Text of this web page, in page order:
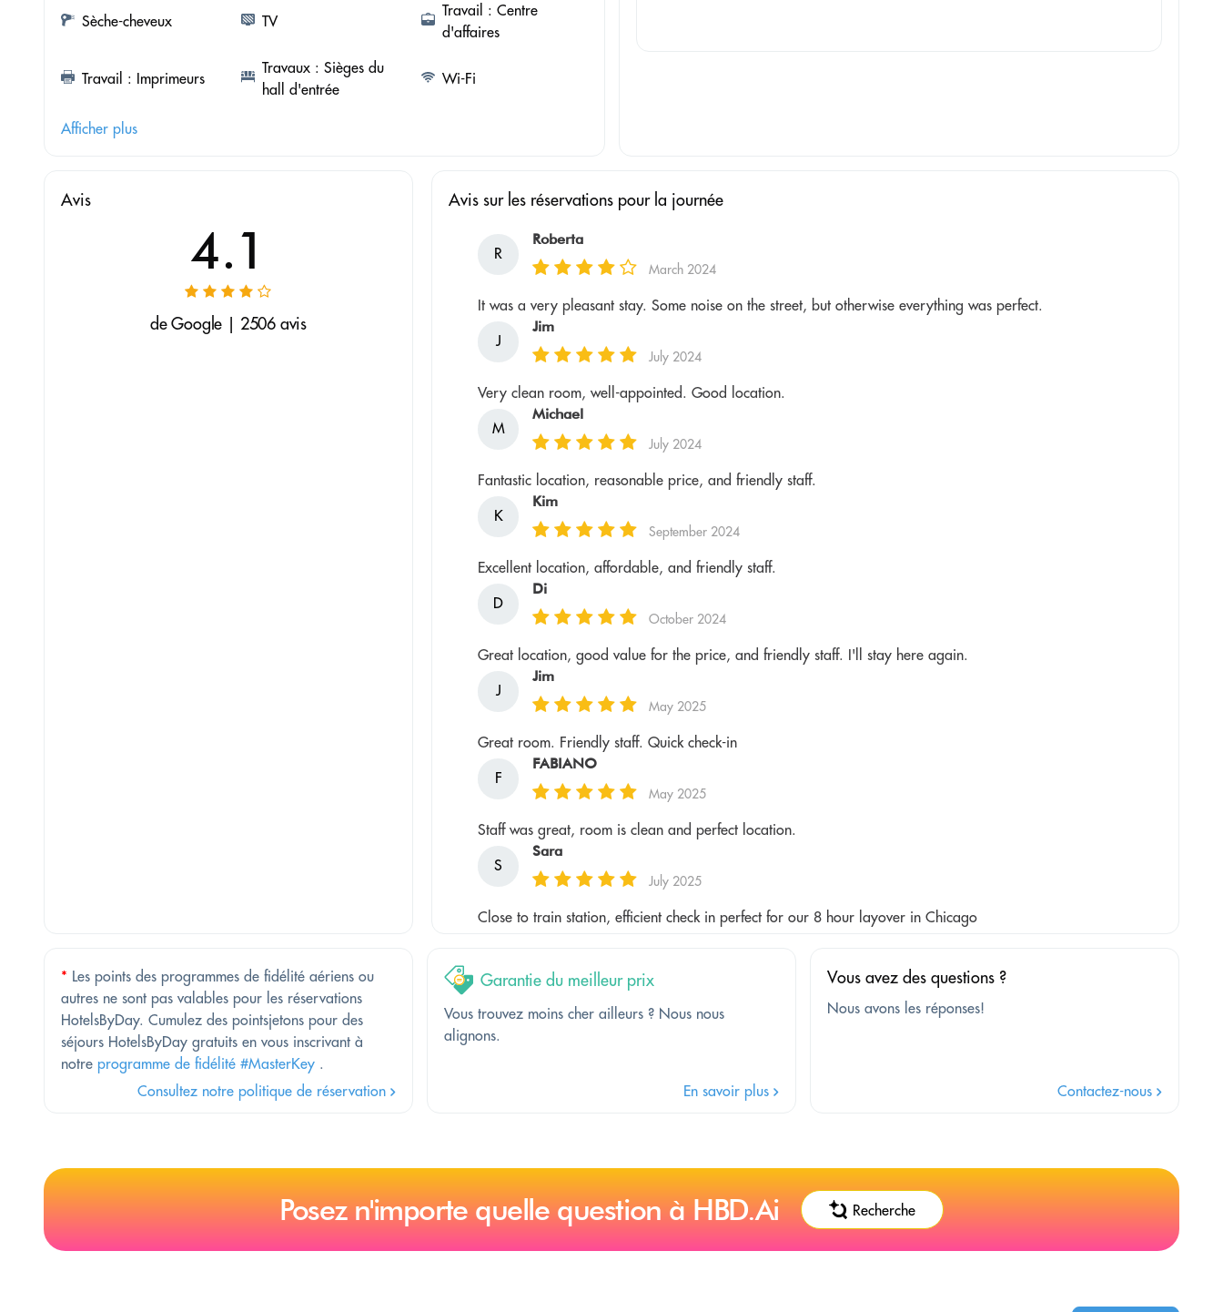
Sèche-cheveux TV
Travail : Centre
d'affaires
Travail : Imprimeurs
Travaux : Sièges du
hall d'entrée
Wi-Fi
Afficher plus
Avis
4.1
de Google | 2506 avis
Avis sur les réservations pour la journée
R
Roberta
March 2024
It was a very pleasant stay. Some noise on the street, but otherwise everything was perfect.
J
Jim
July 2024
Very clean room, well-appointed. Good location.
M
Michael
July 2024
Fantastic location, reasonable price, and friendly staff.
K
Kim
September 2024
Excellent location, affordable, and friendly staff.
D
Di
October 2024
Great location, good value for the price, and friendly staff. I'll stay here again.
J
Jim
May 2025
Great room. Friendly staff. Quick check-in
F
FABIANO
May 2025
Staff was great, room is clean and perfect location.
S
Sara
July 2025
Close to train station, efficient check in perfect for our 8 hour layover in Chicago
* Les points des programmes de fidélité aériens ou
autres ne sont pas valables pour les réservations
HotelsByDay. Cumulez des pointsjetons pour des
séjours HotelsByDay gratuits en vous inscrivant à
notre programme de fidélité #MasterKey .
Consultez notre politique de réservation
Garantie du meilleur prix
Vous trouvez moins cher ailleurs ? Nous nous
alignons.
En savoir plus
Vous avez des questions ?
Nous avons les réponses!
Contactez-nous
Posez n'importe quelle question à HBD.Ai Recherche